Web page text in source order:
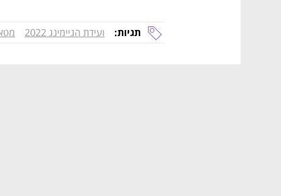
תגיות: ועידת הגיימינג 2022